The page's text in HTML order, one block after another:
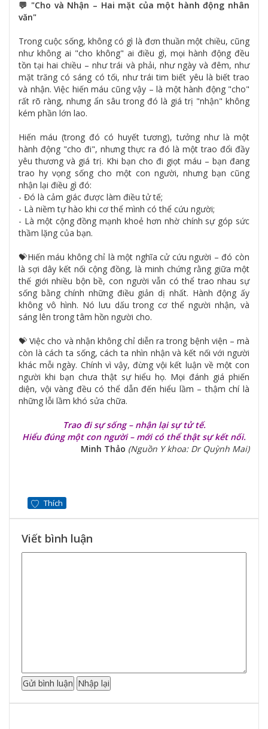
💬 "Cho và Nhận – Hai mặt của một hành động nhân
văn"
Trong cuộc sống, không có gì là đơn thuần một chiều, cũng
như không ai "cho không" ai điều gì, mọi hành động đều
tồn tại hai chiều – như trái và phải, như ngày và đêm, như
mặt trăng có sáng có tối, như trái tim biết yêu là biết trao
và nhận. Việc hiến máu cũng vậy – là một hành động "cho"
rất rõ ràng, nhưng ẩn sâu trong đó là giá trị "nhận" không
kém phần lớn lao.
Hiến máu (trong đó có huyết tương), tưởng như là một
hành động "cho đi", nhưng thực ra đó là một trao đổi đầy
yêu thương và giá trị. Khi bạn cho đi giọt máu – bạn đang
trao hy vọng sống cho một con người, nhưng bạn cũng
nhận lại điều gì đó:
- Đó là cảm giác được làm điều tử tế;
- Là niềm tự hào khi cơ thể mình có thể cứu người;
- Là một cộng đồng mạnh khoẻ hơn nhờ chính sự góp sức
thầm lặng của bạn.
💝Hiến máu không chỉ là một nghĩa cử cứu người – đó còn
là sợi dây kết nối cộng đồng, là minh chứng rằng giữa một
thế giới nhiều bộn bề, con người vẫn có thể trao nhau sự
sống bằng chính những điều giản dị nhất. Hành động ấy
không vô hình. Nó lưu dấu trong cơ thể người nhận, và
sáng lên trong tâm hồn người cho.
💝 Việc cho và nhận không chỉ diễn ra trong bệnh viện – mà
còn là cách ta sống, cách ta nhìn nhận và kết nối với người
khác mỗi ngày. Chính vì vậy, đừng vội kết luận về một con
người khi bạn chưa thật sự hiểu họ. Mọi đánh giá phiến
diện, vội vàng đều có thể dẫn đến hiểu lầm – thậm chí là
những lỗi lầm khó sửa chữa.
Trao đi sự sống – nhận lại sự tử tế.
Hiểu đúng một con người – mới có thể thật sự kết nối.
Minh Thảo (Nguồn Y khoa: Dr Quỳnh Mai)
Thích
Viết bình luận